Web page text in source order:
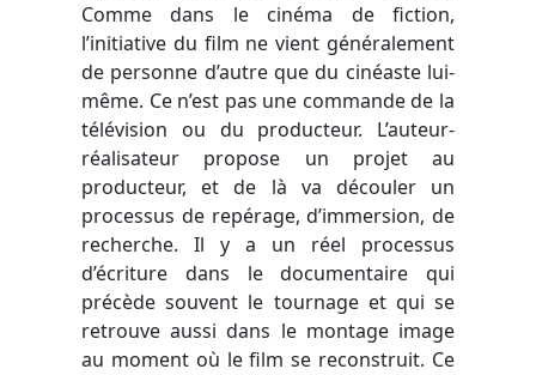
Comme dans le cinéma de fiction,
l’initiative du film ne vient généralement
de personne d’autre que du cinéaste lui-
même. Ce n’est pas une commande de la
télévision ou du producteur. L’auteur-
réalisateur propose un projet au
producteur, et de là va découler un
processus de repérage, d’immersion, de
recherche. Il y a un réel processus
d’écriture dans le documentaire qui
précède souvent le tournage et qui se
retrouve aussi dans le montage image
au moment où le film se reconstruit. Ce